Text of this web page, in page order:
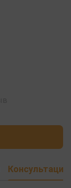
Консультация